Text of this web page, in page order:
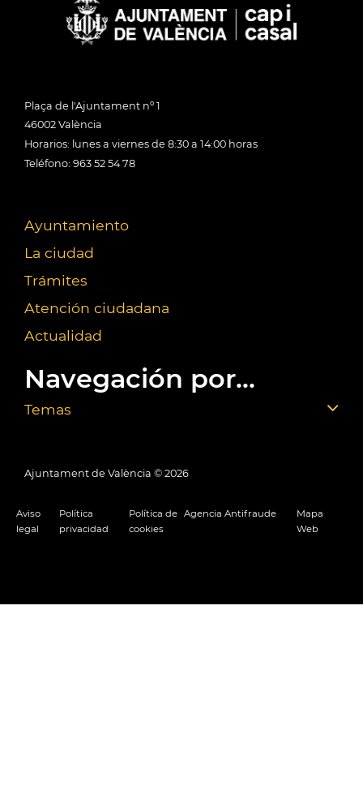
Plaça de l'Ajuntament nº 1
46002 València
Horarios: lunes a viernes de 8:30 a 14:00 horas
Teléfono: 963 52 54 78
Ayuntamiento
La ciudad
Trámites
Atención ciudadana
Actualidad
Navegación por...
Temas
Ajuntament de València © 2026
Aviso
legal
Política
privacidad
Política de
cookies
Agencia Antifraude
Mapa
Web